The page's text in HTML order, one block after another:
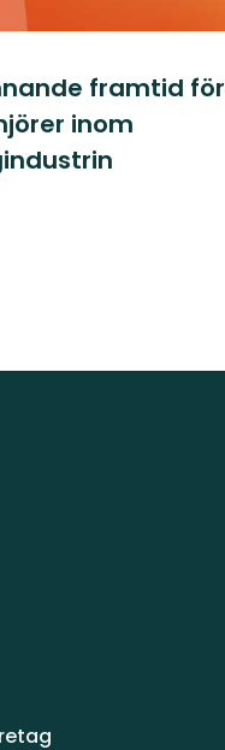
framtid för
inom